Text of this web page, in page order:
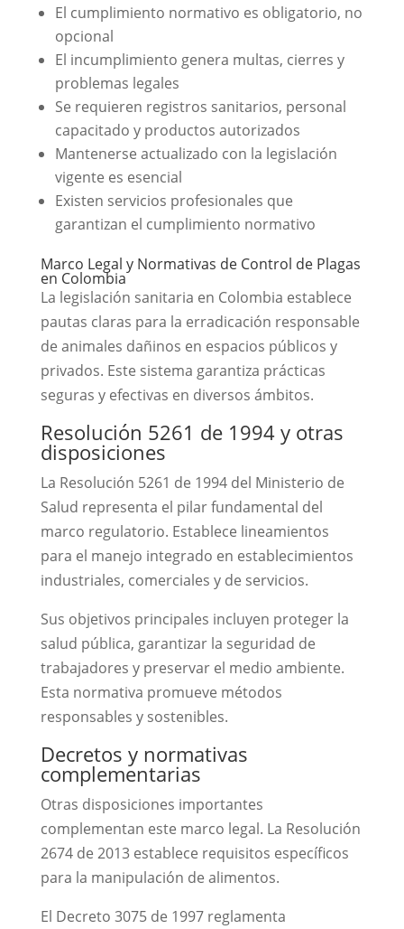
El cumplimiento normativo es obligatorio, no
opcional
El incumplimiento genera multas, cierres y
problemas legales
Se requieren registros sanitarios, personal
capacitado y productos autorizados
Mantenerse actualizado con la legislación
vigente es esencial
Existen servicios profesionales que
garantizan el cumplimiento normativo
Marco Legal y Normativas de Control de Plagas
en Colombia
La legislación sanitaria en Colombia establece
pautas claras para la erradicación responsable
de animales dañinos en espacios públicos y
privados. Este sistema garantiza prácticas
seguras y efectivas en diversos ámbitos.
Resolución 5261 de 1994 y otras
disposiciones
La Resolución 5261 de 1994 del Ministerio de
Salud representa el pilar fundamental del
marco regulatorio. Establece lineamientos
para el manejo integrado en establecimientos
industriales, comerciales y de servicios.
Sus objetivos principales incluyen proteger la
salud pública, garantizar la seguridad de
trabajadores y preservar el medio ambiente.
Esta normativa promueve métodos
responsables y sostenibles.
Decretos y normativas
complementarias
Otras disposiciones importantes
complementan este marco legal. La Resolución
2674 de 2013 establece requisitos específicos
para la manipulación de alimentos.
El Decreto 3075 de 1997 reglamenta